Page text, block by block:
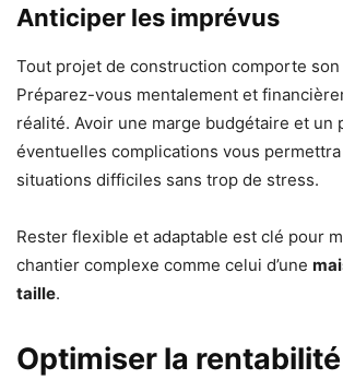
Anticiper les imprévus
Tout projet de construction comporte son
Préparez-vous mentalement et
réalité. Avoir une marge budgétaire et un
éventuelles complications vous
situations difficiles sans trop de stress.
Rester flexible et adaptable est clé pour
chantier complexe comme celui d’une
taille.
Optimiser la